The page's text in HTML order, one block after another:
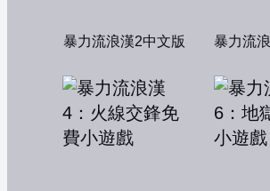
暴力流浪漢2中文版